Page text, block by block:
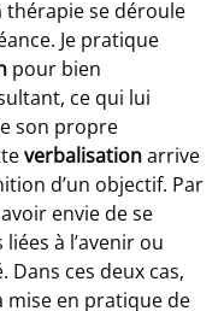
thérapie se déroule
Je pratique
pour bien
ce qui lui
son propre
verbalisationarrive
d’un objectif. Par
envie de se
à l’avenir ou
Dans ces deux cas,
mise en pratique de